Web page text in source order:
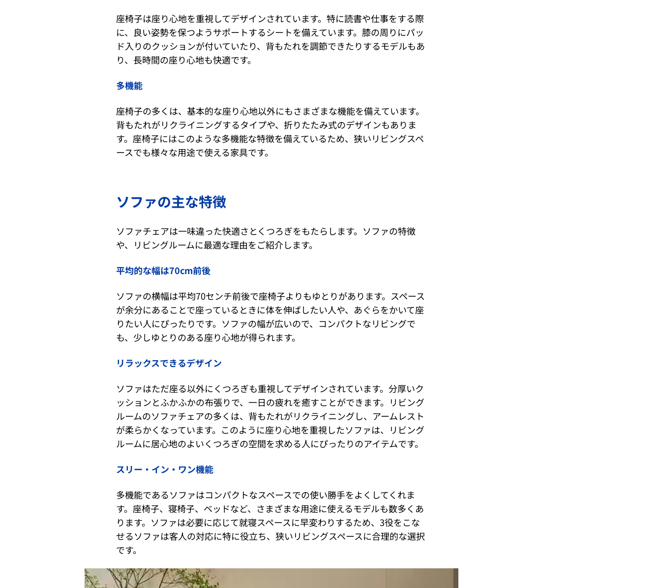
座椅子は座り心地を重視してデザインされています。特に読書や仕事をする際
に、良い姿勢を保つようサポートするシートを備えています。膝の周りにパッ
ド入りのクッションが付いていたり、背もたれを調節できたりするモデルもあ
り、長時間の座り心地も快適です。
多機能
座椅子の多くは、基本的な座り心地以外にもさまざまな機能を備えています。
背もたれがリクライニングするタイプや、折りたたみ式のデザインもありま
す。座椅子にはこのような多機能な特徴を備えているため、狭いリビングスペ
ースでも様々な用途で使える家具です。
ソファの主な特徴
ソファチェアは一味違った快適さとくつろぎをもたらします。ソファの特徴
や、リビングルームに最適な理由をご紹介します。
平均的な幅は70cm前後
ソファの横幅は平均70センチ前後で座椅子よりもゆとりがあります。スペース
が余分にあることで座っているときに体を伸ばしたい人や、あぐらをかいて座
りたい人にぴったりです。ソファの幅が広いので、コンパクトなリビングで
も、少しゆとりのある座り心地が得られます。
リラックスできるデザイン
ソファはただ座る以外にくつろぎも重視してデザインされています。分厚いク
ッションとふかふかの布張りで、一日の疲れを癒すことができます。リビング
ルームのソファチェアの多くは、背もたれがリクライニングし、アームレスト
が柔らかくなっています。このように座り心地を重視したソファは、リビング
ルームに居心地のよいくつろぎの空間を求める人にぴったりのアイテムです。
スリー・イン・ワン機能
多機能であるソファはコンパクトなスペースでの使い勝手をよくしてくれま
す。座椅子、寝椅子、ベッドなど、さまざまな用途に使えるモデルも数多くあ
ります。ソファは必要に応じて就寝スペースに早変わりするため、3役をこな
せるソファは客人の対応に特に役立ち、狭いリビングスペースに合理的な選択
です。